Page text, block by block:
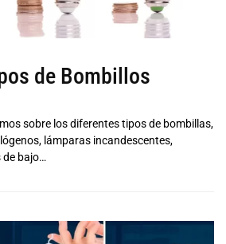
de Bombillos
sobre los diferentes tipos de bombillas,
lámparas incandescentes,
de bajo…